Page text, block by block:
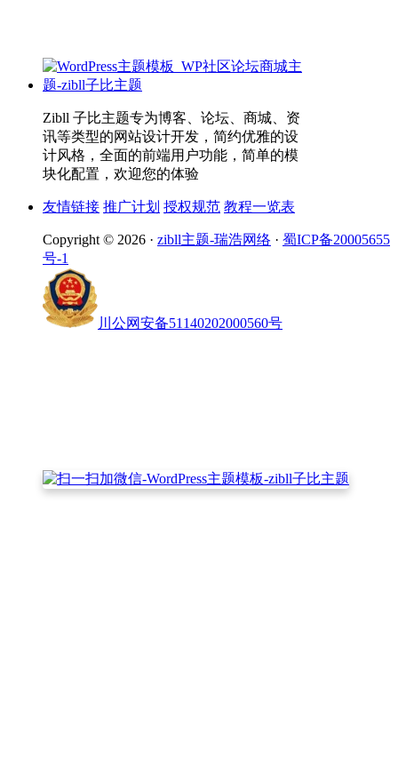
Zibll 子比主题专为博客、论坛、商城、资
讯等类型的网站设计开发，简约优雅的设
计风格，全面的前端用户功能，简单的模
块化配置，欢迎您的体验
友情链接 推广计划 授权规范 教程一览表
Copyright © 2026 · zibll主题-瑞浩网络 · 蜀ICP备20005655
号-1
川公网安备51140202000560号